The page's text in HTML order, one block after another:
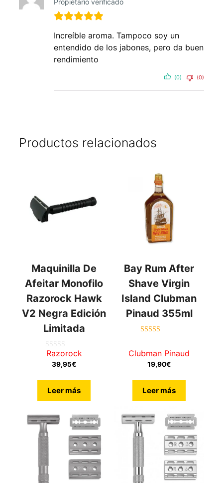
Increíble aroma. Tampoco soy un
entendido de los jabones, pero da buen
rendimiento
(0) (0)
Productos relacionados
Maquinilla De
Afeitar Monofilo
Razorock Hawk
V2 Negra Edición
Limitada
0
Razorock
39,95€
Leer más
Bay Rum After
Shave Virgin
Island Clubman
Pinaud 355ml
Clubman Pinaud
19,90€
Leer más